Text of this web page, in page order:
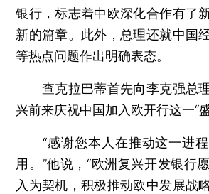
银行，标志着中欧深化合作有了
新的篇章。此外，总理还就中国
等热点问题作出明确表态。
查克拉巴蒂首先向李克强总
兴前来庆祝中国加入欧开行这一“盛
“感谢您本人在推动这一进程
用。”他说，“欧洲复兴开发银行
入为契机，积极推动欧中发展战